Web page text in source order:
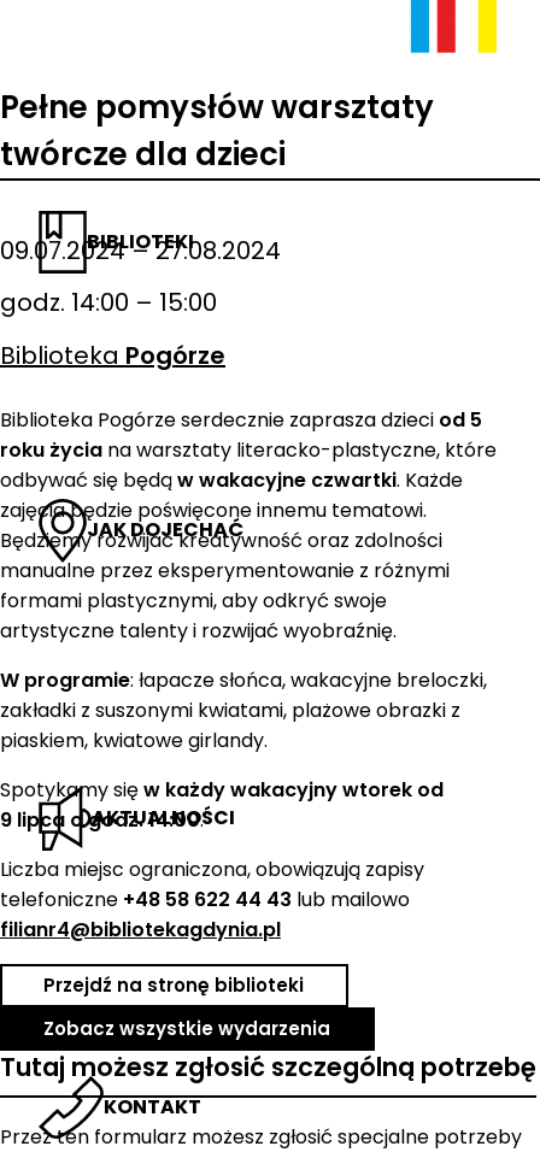
BIBLIOTEKI
JAK DOJECHAĆ
AKTUALNOŚCI
KONTAKT
Pełne pomysłów warsztaty
twórcze dla dzieci
09.07.2024 – 27.08.2024
godz. 14:00 – 15:00
Biblioteka Pogórze
Biblioteka Pogórze serdecznie zaprasza dzieci od 5
roku życia na warsztaty literacko-plastyczne, które
odbywać się będąw wakacyjne czwartki. Każde
zajęcia będzie poświęcone innemu tematowi.
Będziemy rozwijać kreatywność oraz zdolności
manualne przez eksperymentowanie z różnymi
formami plastycznymi, aby odkryć swoje
artystyczne talenty i rozwijać wyobraźnię.
W programie: łapacze słońca, wakacyjne breloczki,
zakładki z suszonymi kwiatami, plażowe obrazki z
piaskiem, kwiatowe girlandy.
Spotykamy sięw każdy wakacyjny wtorek od
9 lipca o godz. 14:00.
Liczba miejsc ograniczona, obowiązują zapisy
telefoniczne +48 58 622 44 43 lub mailowo
filianr4@bibliotekagdynia.pl
Przejdź na stronę biblioteki
Zobacz wszystkie wydarzenia
Tutaj możesz zgłosić szczególną potrzebę
Przez ten formularz możesz zgłosić specjalne potrzeby